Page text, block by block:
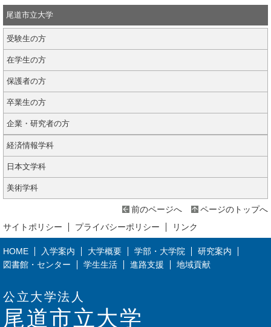
尾道市立大学
受験生の方
在学生の方
保護者の方
卒業生の方
企業・研究者の方
経済情報学科
日本文学科
美術学科
ページのトップへ
前のページへ
サイトポリシー
プライバシーポリシー リンク
HOME 入学案内 大学概要 学部・大学院
研究案内
図書館・センター
学生生活 進路支援 地域貢献
公立大学法人
尾道市立大学